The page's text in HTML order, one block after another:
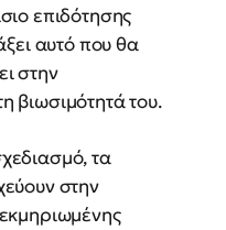
επιδότησης
αυτό που θα
στην
βιωσιμότητά του.
τα
στην